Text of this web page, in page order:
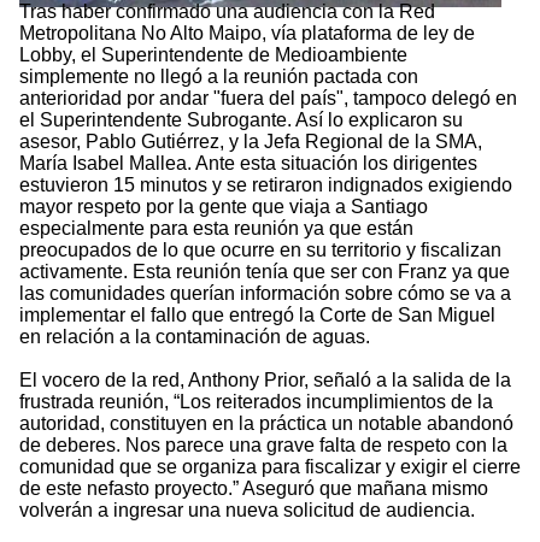
Tras haber confirmado una audiencia con la Red
Metropolitana No Alto Maipo, vía plataforma de ley de
Lobby, el Superintendente de Medioambiente
simplemente no llegó a la reunión pactada con
anterioridad por andar "fuera del país", tampoco delegó en
el Superintendente Subrogante. Así lo explicaron su
asesor, Pablo Gutiérrez, y la Jefa Regional de la SMA,
María Isabel Mallea. Ante esta situación los dirigentes
estuvieron 15 minutos y se retiraron indignados exigiendo
mayor respeto por la gente que viaja a Santiago
especialmente para esta reunión ya que están
preocupados de lo que ocurre en su territorio y fiscalizan
activamente. Esta reunión tenía que ser con Franz ya que
las comunidades querían información sobre cómo se va a
implementar el fallo que entregó la Corte de San Miguel
en relación a la contaminación de aguas.
El vocero de la red, Anthony Prior, señaló a la salida de la
frustrada reunión, “Los reiterados incumplimientos de la
autoridad, constituyen en la práctica un notable abandonó
de deberes. Nos parece una grave falta de respeto con la
comunidad que se organiza para fiscalizar y exigir el cierre
de este nefasto proyecto.” Aseguró que mañana mismo
volverán a ingresar una nueva solicitud de audiencia.